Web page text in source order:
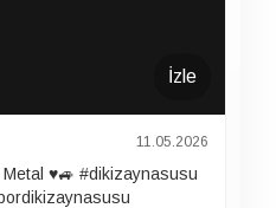
İzle
11.05.2026
♥️🚙 #dikizaynasusu